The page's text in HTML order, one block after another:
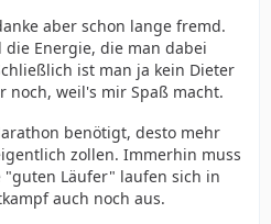
aber schon lange fremd.
Energie, die man dabei
ist man ja kein Dieter
noch, weil's mir Spaß macht.
benötigt, desto mehr
zollen. Immerhin muss
Läufer" laufen sich in
auch noch aus.